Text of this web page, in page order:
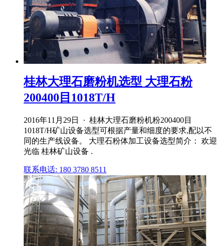
桂林大理石磨粉机选型 大理石粉
200400目1018T/H
2016年11月29日 · 桂林大理石磨粉机粉200400目
1018T/H矿山设备选型可根据产量和细度的要求,配以不
同的生产线设备。 大理石粉体加工设备选型简介： 欢迎
光临 桂林矿山设备 .
联系电话: 180 3780 8511